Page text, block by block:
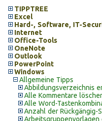
TIPPTREE
Excel
Hard-, Software, IT-
Internet
Office-Tools
OneNote
Outlook
PowerPoint
Windows
Allgemeine Tipps
Abbildungsverzeichnis
Alle Kommentare
Alle Word-
Anzahl der Rückgängig-
Arbeitsgruppenvorlagen